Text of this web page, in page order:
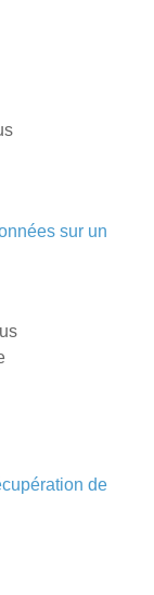
sur un
de